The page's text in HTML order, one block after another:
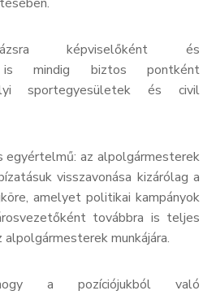
képviselőként és
is mindig biztos pontként
sportegyesületek és civil
egyértelmű: az alpolgármesterek
visszavonása kizárólag a
amelyet politikai kampányok
továbbra is teljes
munkájára.
hogy a pozíciójukból való